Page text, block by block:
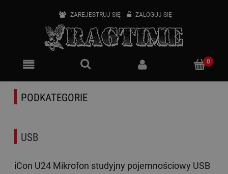
ZAREJESTRUJ SIĘ ZALOGUJ SIĘ
PODKATEGORIE
USB
iCon U24 Mikrofon studyjny pojemnościowy USB